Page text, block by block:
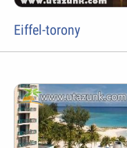
Eiffel-torony